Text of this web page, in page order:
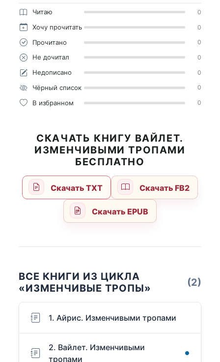
Читаю 0
Хочу прочитать 0
Прочитано 0
Не дочитал 0
Недописано 0
Чёрный список 0
В избранном 0
СКАЧАТЬ КНИГУ ВАЙЛЕТ.
ИЗМЕНЧИВЫМИ ТРОПАМИ
БЕСПЛАТНО
Скачать TXT Скачать FB2
Скачать EPUB
ВСЕ КНИГИ ИЗ ЦИКЛА
«ИЗМЕНЧИВЫЕ ТРОПЫ»
(2)
1. Айрис. Изменчивыми тропами
2. Вайлет. Изменчивыми
тропами